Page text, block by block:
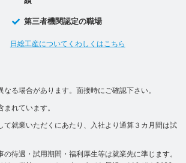
第三者機関認定の職場
日総工産についてくわしくはこちら
る場合があります。面接時にご確認下さい。
れています。
て就業いただくにあたり、入社より通算３カ月間は試
待遇・試用期間・福利厚生等は就業先に準じます。